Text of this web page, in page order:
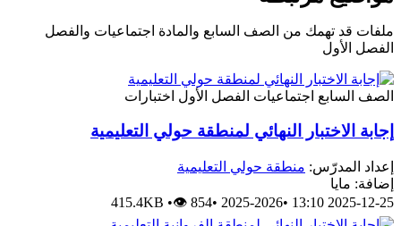
ملفات قد تهمك من الصف السابع والمادة اجتماعيات والفصل
الفصل الأول
الصف السابع اجتماعيات الفصل الأول اختبارات
إجابة الاختبار النهائي لمنطقة حولي التعليمية
إعداد المدرّس: منطقة حولي التعليمية
إضافة: مايا
2025-12-25 13:10
•
2025-2026
•
415.4KB •👁 854